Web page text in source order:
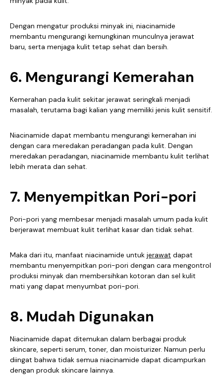
Dengan mengatur produksi minyak ini, niacinamide
membantu mengurangi kemungkinan munculnya jerawat
baru, serta menjaga kulit tetap sehat dan bersih.
6. Mengurangi Kemerahan
Kemerahan pada kulit sekitar jerawat seringkali menjadi
masalah, terutama bagi kalian yang memiliki jenis kulit sensitif.
Niacinamide dapat membantu mengurangi kemerahan ini
dengan cara meredakan peradangan pada kulit. Dengan
meredakan peradangan, niacinamide membantu kulit terlihat
lebih merata dan sehat.
7. Menyempitkan Pori-pori
Pori-pori yang membesar menjadi masalah umum pada kulit
berjerawat membuat kulit terlihat kasar dan tidak sehat.
Maka dari itu, manfaat niacinamide untuk jerawat dapat
membantu menyempitkan pori-pori dengan cara mengontrol
produksi minyak dan membersihkan kotoran dan sel kulit
mati yang dapat menyumbat pori-pori.
8. Mudah Digunakan
Niacinamide dapat ditemukan dalam berbagai produk
skincare, seperti serum, toner, dan moisturizer. Namun perlu
diingat bahwa tidak semua niacinamide dapat dicampurkan
dengan produk skincare lainnya.